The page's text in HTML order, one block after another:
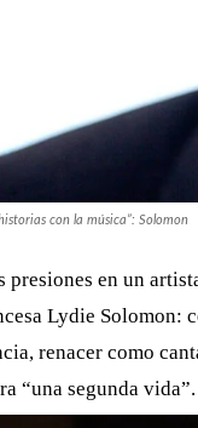
con la música”: Solomon
presiones en un
Lydie Solomon:
renacer como
“una segunda vida”.